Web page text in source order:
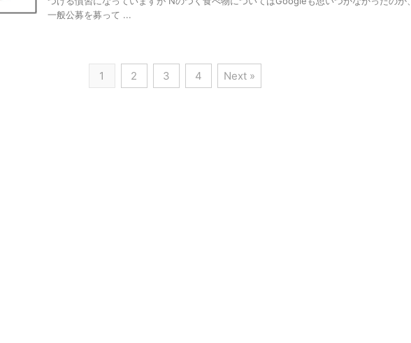
一般公募を募って ...
1 2 3 4 Next »